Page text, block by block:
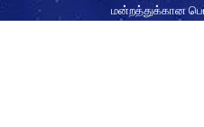
மன்றத்துக்கான